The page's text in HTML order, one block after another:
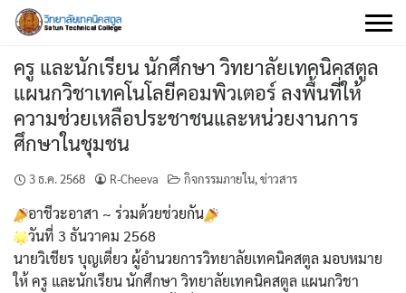
Skip
ครู และนักเรียน นักศึกษา วิทยาลัยเทคนิคสตูล
แผนกวิชาเทคโนโลยีคอมพิวเตอร์ ลงพื้นที่ให้
ความช่วยเหลือประชาชนและหน่วยงานการ
ศึกษาในชุมชน
3 ธ.ค. 2568 R-Cheeva กิจกรรมภายใน,ข่าวสาร
อาชีวะอาสา ~ ร่วมด้วยช่วยกัน
วันที่ 3 ธันวาคม 2568
นายวิเชียร บุญเตี่ยว ผู้อำนวยการวิทยาลัยเทคนิคสตูล มอบหมาย
ให้ ครู และนักเรียน นักศึกษา วิทยาลัยเทคนิคสตูล แผนกวิชา